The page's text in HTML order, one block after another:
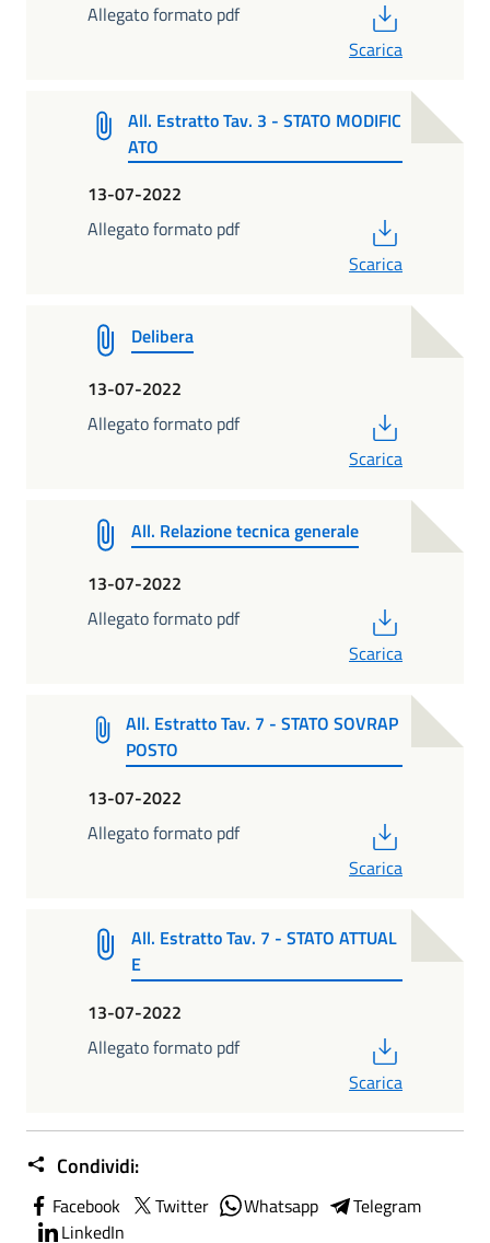
Allegato formato pdf
Scarica
All. Estratto Tav. 3 - STATO MODIFIC
ATO
13-07-2022
Allegato formato pdf
Scarica
Delibera
13-07-2022
Allegato formato pdf
Scarica
All. Relazione tecnica generale
13-07-2022
Allegato formato pdf
Scarica
All. Estratto Tav. 7 - STATO SOVRAP
POSTO
13-07-2022
Allegato formato pdf
Scarica
All. Estratto Tav. 7 - STATO ATTUAL
E
13-07-2022
Allegato formato pdf
Scarica
Condividi:
Facebook Twitter Whatsapp
Telegram
LinkedIn